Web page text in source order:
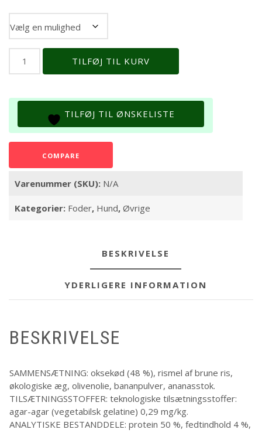
Hide
CHEWS
TILFØJ TIL KURV
TILFØJ TIL ØNSKELISTE
COMPARE
Varenummer (SKU): N/A
Kategorier: Foder, Hund, Øvrige
BESKRIVELSE
YDERLIGERE INFORMATION
BESKRIVELSE
SAMMENSÆTNING: oksekød (48 %), rismel af brune ris,
økologiske æg, olivenolie, bananpulver, ananasstok.
TILSÆTNINGSSTOFFER: teknologiske tilsætningsstoffer:
agar-agar (vegetabilsk gelatine) 0,29 mg/kg.
ANALYTISKE BESTANDDELE: protein 50 %, fedtindhold 4 %,